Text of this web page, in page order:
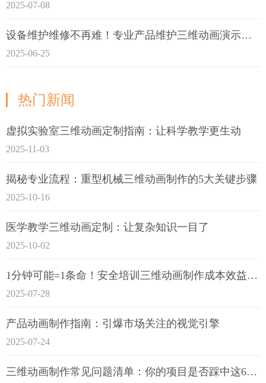
2025-07-08
设备维护维修不再难！专业产品维护三维动画演示定制指南
2025-06-25
热门新闻
虚拟实验室三维动画定制指南：让科学教学更生动
2025-11-03
揭秘专业流程：重型机械三维动画制作的5大关键步骤
2025-10-16
医学教学三维动画定制：让复杂知识一目了
2025-10-02
1分钟可能=1条命！安全培训三维动画制作成本效益深度拆解
2025-07-28
产品动画制作指南：引爆市场关注的视觉引擎
2025-07-24
三维动画制作常见问题清单：你的项目是否踩中这6大技术雷区？